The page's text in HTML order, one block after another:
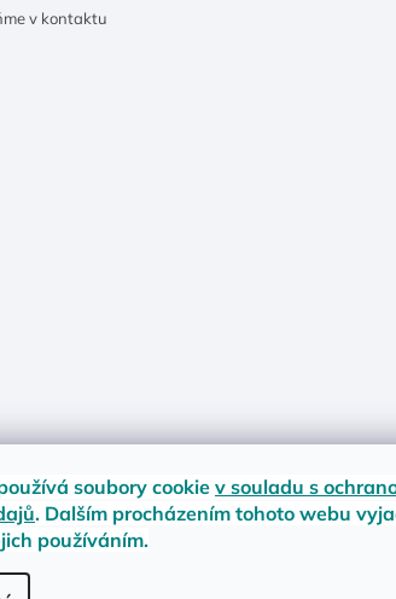
soubory cookiev souladu s
. Dalším procházením tohoto webu
používáním.
v kontaktu
zboží Materiály a velikosti